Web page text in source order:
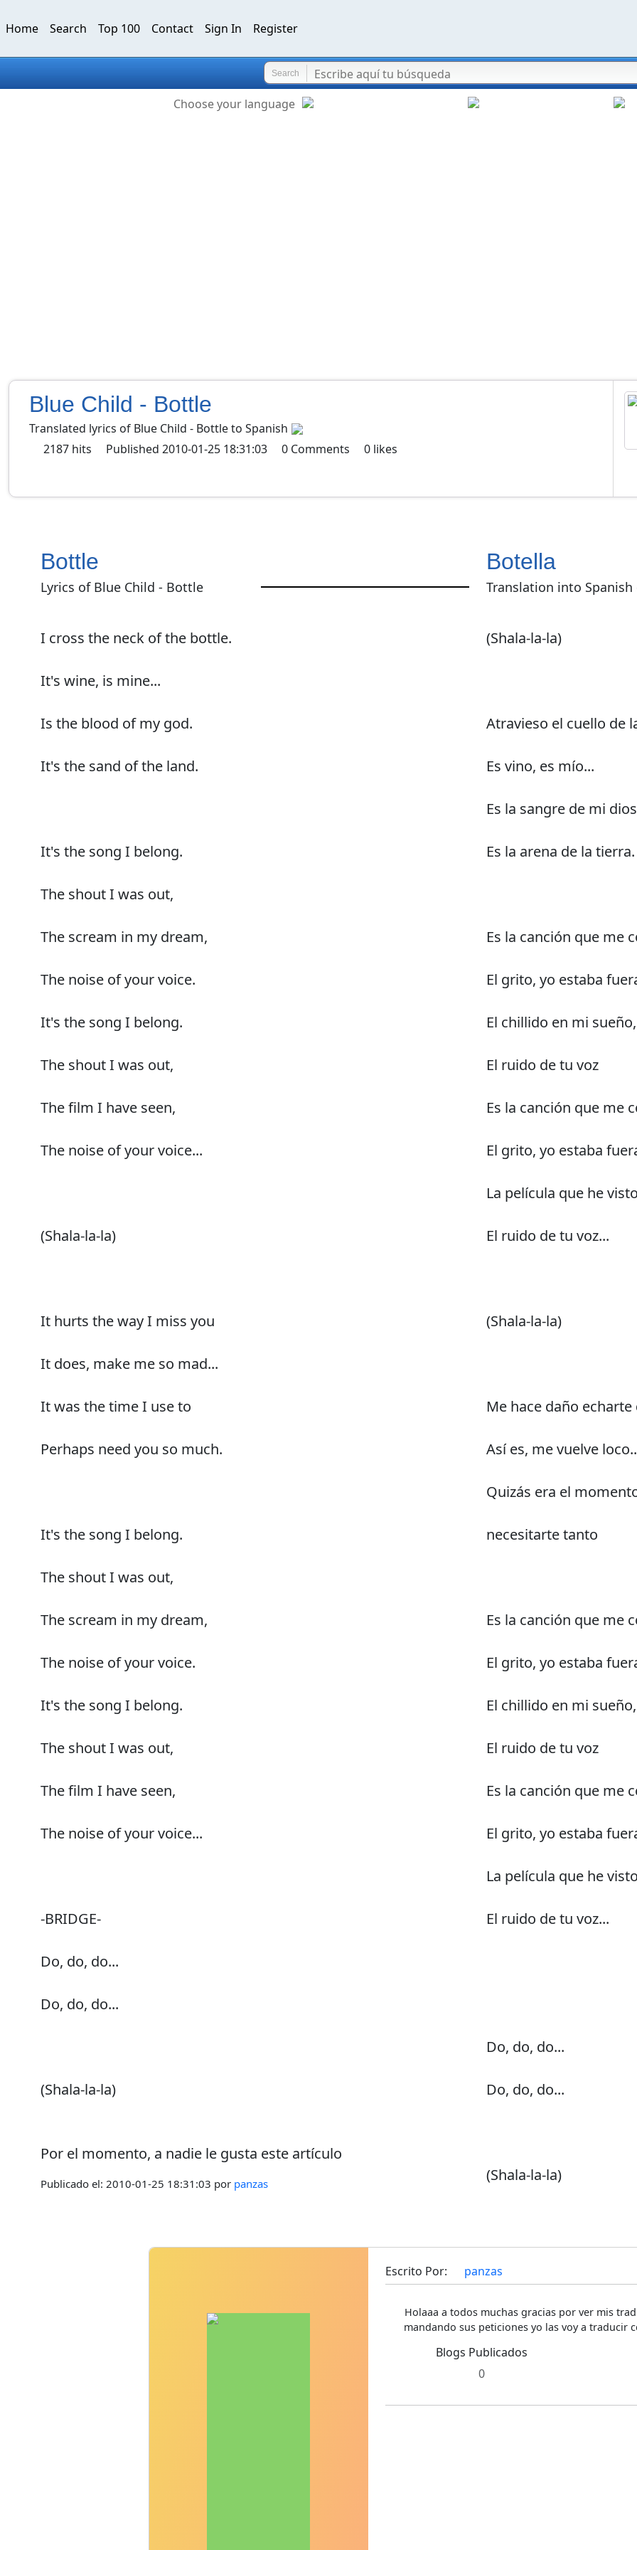
Home Search Top 100 Contact Sign In Register
Search
Choose your language
Blue Child - Bottle
Translated lyrics of Blue Child - Bottle to Spanish
2187 hits Published 2010-01-25 18:31:03 0 Comments 0 likes
Bottle
Lyrics of Blue Child - Bottle
I cross the neck of the bottle.
It's wine, is mine...
Is the blood of my god.
It's the sand of the land.
It's the song I belong.
The shout I was out,
The scream in my dream,
The noise of your voice.
It's the song I belong.
The shout I was out,
The film I have seen,
The noise of your voice...
(Shala-la-la)
It hurts the way I miss you
It does, make me so mad...
It was the time I use to
Perhaps need you so much.
It's the song I belong.
The shout I was out,
The scream in my dream,
The noise of your voice.
It's the song I belong.
The shout I was out,
The film I have seen,
The noise of your voice...
-BRIDGE-
Do, do, do...
Do, do, do...
(Shala-la-la)
Por el momento, a nadie le gusta este artículo
Publicado el: 2010-01-25 18:31:03 por panzas
Botella
Translation into
(Shala-la-la)
Atravieso el cuello de
Es vino, es mío...
Es la sangre de mi dios
Es la arena de la tierra.
Es la canción que me
El grito, yo estaba
El chillido en mi sueño,
El ruido de tu voz
Es la canción que me
El grito, yo estaba
La película que he
El ruido de tu voz...
(Shala-la-la)
Me hace daño
Así es, me vuelve
Quizás era el
necesitarte tanto
Es la canción que me
El grito, yo estaba
El chillido en mi sueño,
El ruido de tu voz
Es la canción que me
El grito, yo estaba
La película que he
El ruido de tu voz...
Do, do, do...
Do, do, do...
(Shala-la-la)
Escrito Por: panzas
Holaaa a todos muchas gracias por ver mis
mandando sus peticiones yo las voy a traducir
Blogs Publicados
0